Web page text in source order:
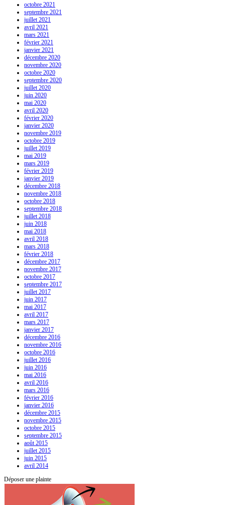
octobre 2021
septembre 2021
juillet 2021
avril 2021
mars 2021
février 2021
janvier 2021
décembre 2020
novembre 2020
octobre 2020
septembre 2020
juillet 2020
juin 2020
mai 2020
avril 2020
février 2020
janvier 2020
novembre 2019
octobre 2019
juillet 2019
mai 2019
mars 2019
février 2019
janvier 2019
décembre 2018
novembre 2018
octobre 2018
septembre 2018
juillet 2018
juin 2018
mai 2018
avril 2018
mars 2018
février 2018
décembre 2017
novembre 2017
octobre 2017
septembre 2017
juillet 2017
juin 2017
mai 2017
avril 2017
mars 2017
janvier 2017
décembre 2016
novembre 2016
octobre 2016
juillet 2016
juin 2016
mai 2016
avril 2016
mars 2016
février 2016
janvier 2016
décembre 2015
novembre 2015
octobre 2015
septembre 2015
août 2015
juillet 2015
juin 2015
avril 2014
Déposer une plainte